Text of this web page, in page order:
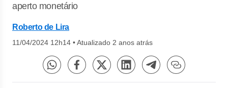
aperto monetário
Roberto de Lira
11/04/2024 12h14 •Atualizado 2 anos atrás